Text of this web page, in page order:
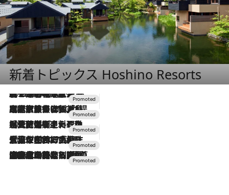
新着トピックス Hoshino Resorts
2026.8.7
【トンボの足水浴】ヒノキの香りに包まれて涼感マックス！約13℃の湧水かけ流しを避暑地「星野温泉 トンボの湯」で体験
2026.7.31
【ホテル帰省】という選択肢をOMOが提案。家族とほどよい距離を保つには「昼は実家、夜は気兼ねなくホテルで！」
2026.7.24
【夏限定ディナーコース】旬を迎える稚鮎や花ズッキーニなどをイタリア・トスカーナの郷土料理の手法で満喫！
2026.7.17
「土佐和ハーブかき氷」がOMO7高知に登場！生姜、山椒、大葉など目にも舌にも涼を呼ぶ郷土の味
2026.7.10
NEW OPEN！【界 草津】名湯の地に誕生。趣の異なる2種の温泉と上州ならではの会席・蕎麦割烹など美食を味わう究極の癒やし旅